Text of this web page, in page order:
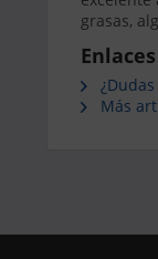
grasas,
Más